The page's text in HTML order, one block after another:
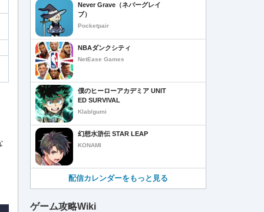
Never Grave（ネバーグレイ
ブ）
Pocketpair
NBAダンクシティ
NetEase Games
僕のヒーローアカデミア UNIT
ED SURVIVAL
Klab/gumi
幻想水滸伝 STAR LEAP
KONAMI
配信カレンダーをもっと見る
ゲーム攻略Wiki